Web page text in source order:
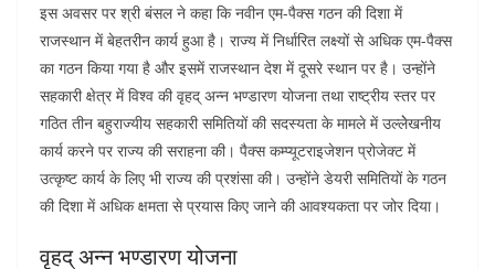
इस अवसर पर श्री बंसल ने कहा कि नवीन एम-पैक्स गठन की दिशा में
राजस्थान में बेहतरीन कार्य हुआ है। राज्य में निर्धारित लक्ष्यों से अधिक एम-पैक्स
का गठन किया गया है और इसमें राजस्थान देश में दूसरे स्थान पर है। उन्होंने
सहकारी क्षेत्र में विश्व की वृहद् अन्न भण्डारण योजना तथा राष्ट्रीय स्तर पर
गठित तीन बहुराज्यीय सहकारी समितियों की सदस्यता के मामले में उल्लेेखनीय
कार्य करने पर राज्य की सराहना की। पैक्स कम्प्यूटराइजेशन प्रोजेक्ट में
उत्कृष्ट कार्य के लिए भी राज्य की प्रशंसा की। उन्होंने डेयरी समितियों के गठन
की दिशा में अधिक क्षमता से प्रयास किए जाने की आवश्यकता पर जोर दिया।
वृहद् अन्न भण्डारण योजना